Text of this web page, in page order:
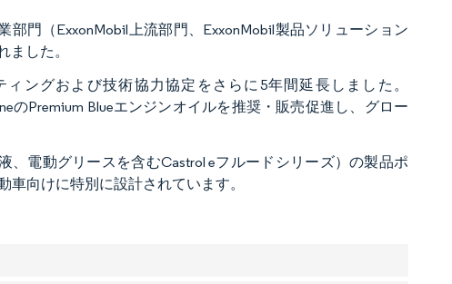
部門（ExxonMobil上流部門、ExxonMobil製品ソリューション
した。
ィングおよび技術協力協定をさらに5年間延長しました。
のPremium Blueエンジンオイルを推奨・販売促進し、グロー
、電動グリースを含むCastrol eフルードシリーズ）の製品ポ
向けに特別に設計されています。